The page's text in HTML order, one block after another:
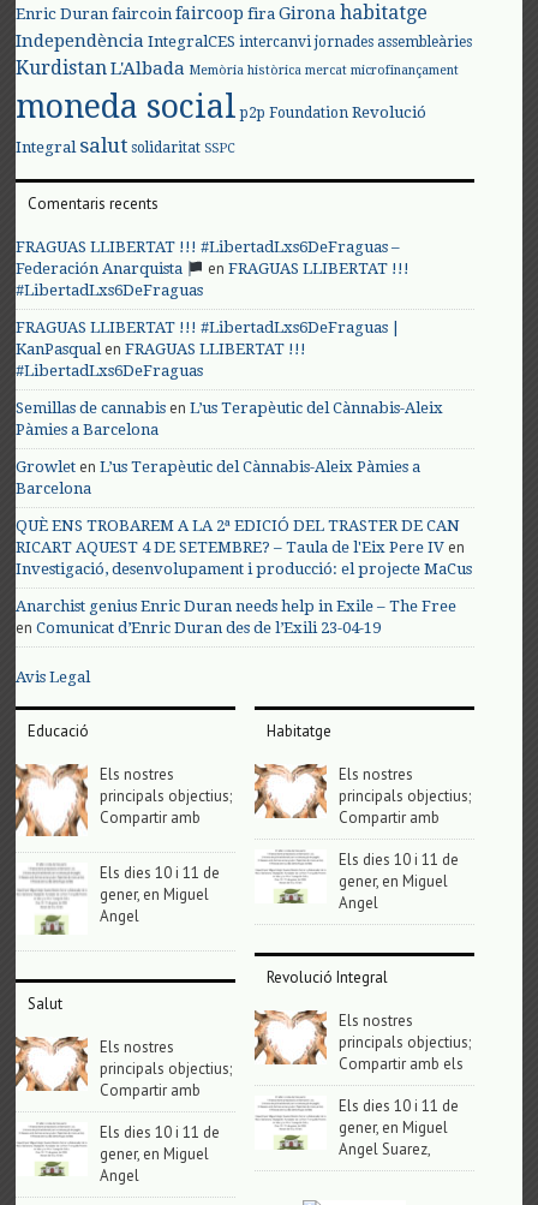
Enric Duran faircoin faircoop fira Girona habitatge
Independència IntegralCES intercanvi jornades assembleàries
KurdistanL'Albada Memòria històrica mercat microfinançament
moneda social p2p Foundation Revolució
Integral salut solidaritat SSPC
Comentaris recents
FRAGUAS LLIBERTAT !!! #LibertadLxs6DeFraguas –
Federación Anarquista
enFRAGUAS LLIBERTAT !!!
#LibertadLxs6DeFraguas
FRAGUAS LLIBERTAT !!! #LibertadLxs6DeFraguas |
KanPasqualenFRAGUAS LLIBERTAT !!!
#LibertadLxs6DeFraguas
Semillas de cannabis enL’us Terapèutic del Cànnabis-Aleix
Pàmies a Barcelona
Growlet enL’us Terapèutic del Cànnabis-Aleix Pàmies a
Barcelona
QUÈ ENS TROBAREM A LA 2ª EDICIÓ DEL TRASTER DE CAN
RICART AQUEST 4 DE SETEMBRE? – Taula de l'Eix Pere IV en
Investigació, desenvolupament i producció: el projecte MaCus
Anarchist genius Enric Duran needs help in Exile – The Free
enComunicat d’Enric Duran des de l’Exili 23-04-19
Avis Legal
Educació
Els nostres
principals objectius;
Compartir amb
Els dies 10 i 11 de
gener, en Miguel
Angel
Salut
Els nostres
principals objectius;
Compartir amb
Els dies 10 i 11 de
gener, en Miguel
Angel
Habitatge
Els nostres
principals objectius;
Compartir amb
Els dies 10 i 11 de
gener, en Miguel
Angel
Revolució Integral
Els nostres
principals objectius;
Compartir amb els
Els dies 10 i 11 de
gener, en Miguel
Angel Suarez,